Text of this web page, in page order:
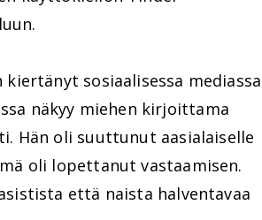
sosiaalisessa mediassa
näkyy miehen kirjoittama
Hän oli suuttunut aasialaiselle
oli lopettanut vastaamisen.
että naista halventavaa